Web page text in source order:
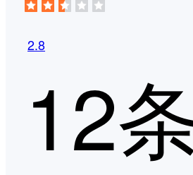
2.8
12